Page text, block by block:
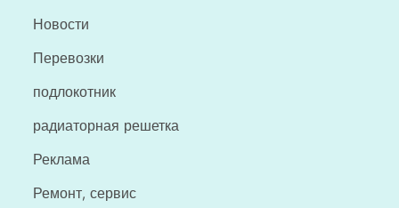
Новости
Перевозки
подлокотник
радиаторная решетка
Реклама
Ремонт, сервис